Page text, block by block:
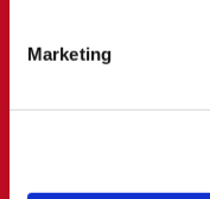
Marketing